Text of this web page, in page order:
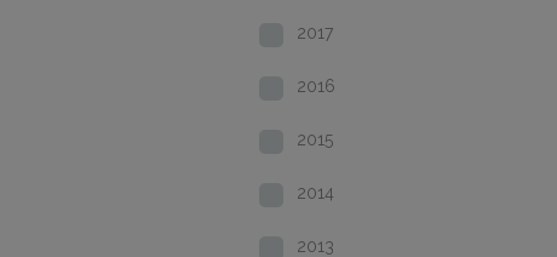
2017
2016
2015
2014
2013